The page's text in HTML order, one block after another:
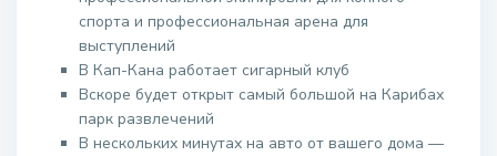
спорта и профессиональная арена для
выступлений
В Кап-Кана работает сигарный клуб
Вскоре будет открыт самый большой на Карибах
парк развлечений
В нескольких минутах на авто от вашего дома —